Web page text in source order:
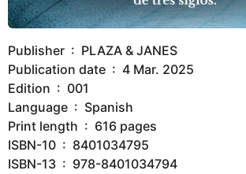
Publisher ‏ : ‎ PLAZA & JANES
Publication date ‏ : ‎ 4 Mar. 2025
Edition ‏ : ‎ 001
Language ‏ : ‎ Spanish
Print length ‏ : ‎ 616 pages
ISBN-10 ‏ : ‎ 8401034795
ISBN-13 ‏ : ‎ 978-8401034794